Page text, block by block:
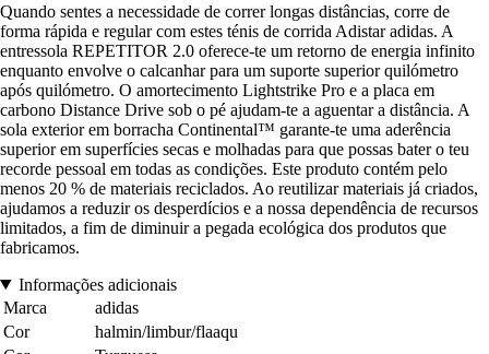
Quando sentes a necessidade de correr longas distâncias, corre de
forma rápida e regular com estes ténis de corrida Adistar adidas. A
entressola REPETITOR 2.0 oferece-te um retorno de energia infinito
enquanto envolve o calcanhar para um suporte superior quilómetro
após quilómetro. O amortecimento Lightstrike Pro e a placa em
carbono Distance Drive sob o pé ajudam-te a aguentar a distância. A
sola exterior em borracha Continental™ garante-te uma aderência
superior em superfícies secas e molhadas para que possas bater o teu
recorde pessoal em todas as condições. Este produto contém pelo
menos 20 % de materiais reciclados. Ao reutilizar materiais já criados,
ajudamos a reduzir os desperdícios e a nossa dependência de recursos
limitados, a fim de diminuir a pegada ecológica dos produtos que
fabricamos.
Informações adicionais
Marca
adidas
Cor
halmin/limbur/flaaqu